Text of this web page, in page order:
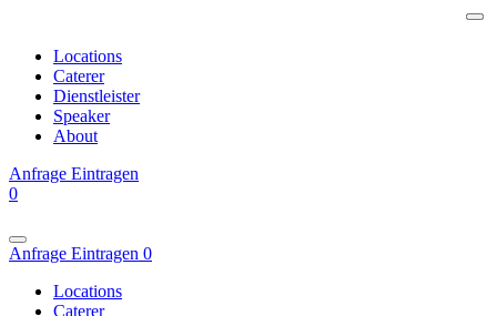
Locations
Caterer
Dienstleister
Speaker
About
Anfrage Eintragen
0
Anfrage Eintragen 0
Locations
Caterer